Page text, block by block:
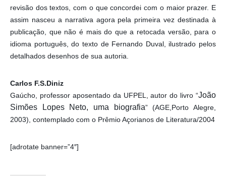
revisão dos textos, com o que concordei com o maior prazer. E
assim nasceu a narrativa agora pela primeira vez destinada à
publicação, que não é mais do que a retocada versão, para o
idioma português, do texto de Fernando Duval, ilustrado pelos
detalhados desenhos de sua autoria.
Carlos F.S.Diniz
Gaúcho, professor aposentado da UFPEL, autor do livro “João
Simões Lopes Neto, uma biografia” (AGE,Porto Alegre,
2003), contemplado com o Prêmio Açorianos de Literatura/2004
[adrotate banner=”4″]